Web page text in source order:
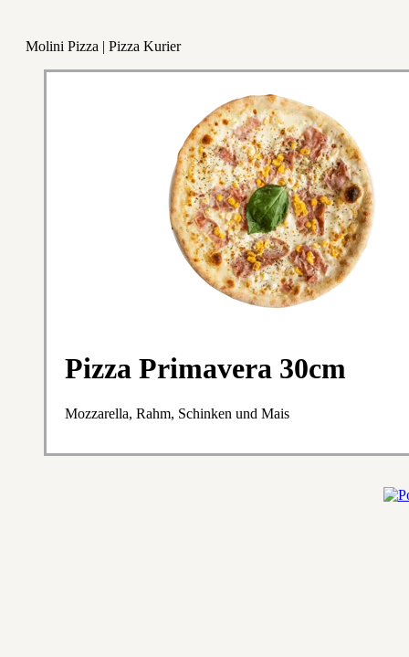
Molini Pizza | Pizza Kurier
Pizza Primavera 30cm
Mozzarella, Rahm, Schinken und Mais